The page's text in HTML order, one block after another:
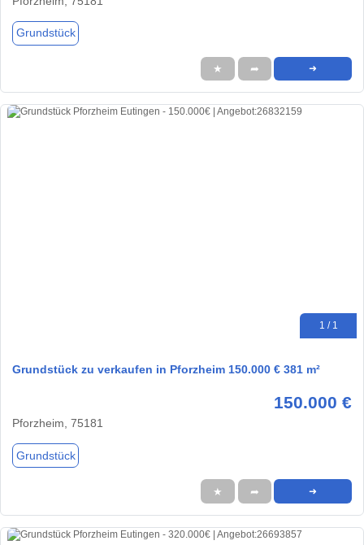
Grundstück
★ ➦ ➜
1 / 1
Grundstück zu verkaufen in Pforzheim 150.000 € 381 m²
150.000 €
Pforzheim, 75181
Grundstück
★ ➦ ➜